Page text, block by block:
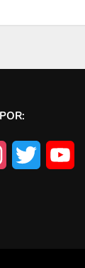
InstagramTwitter